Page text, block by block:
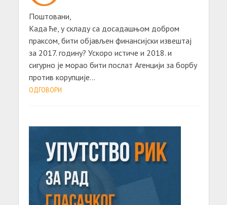
Поштовани,
Када ће, у складу са досадашњом добром
праксом, бити објављен финансијски извештај
за 2017. годину? Ускоро истиче и 2018. и
сигурно је морао бити послат Агенцији за борбу
против корупције…
ОДГОВОРИ